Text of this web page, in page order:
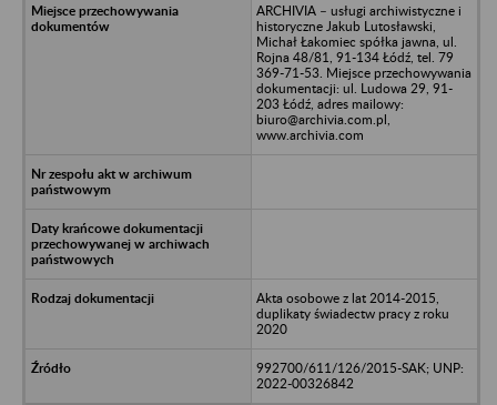
ARCHIVIA – usługi archiwistyczne i
historyczne Jakub Lutosławski,
Michał Łakomiec spółka jawna, ul.
Rojna 48/81, 91-134 Łódź, tel. 79
369-71-53. Miejsce przechowywania
dokumentacji: ul. Ludowa 29, 91-
203 Łódź, adres mailowy:
biuro@archivia.com.pl,
www.archivia.com
Akta osobowe z lat 2014-2015,
duplikaty świadectw pracy z roku
2020
992700/611/126/2015-SAK; UNP:
2022-00326842